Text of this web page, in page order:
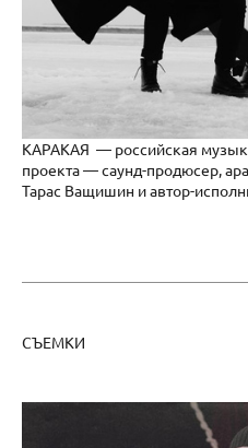
КАРАКАЯ — российская
проекта — саунд-продюсер,
Тарас Ващишин и автор-
СЪЕМКИ